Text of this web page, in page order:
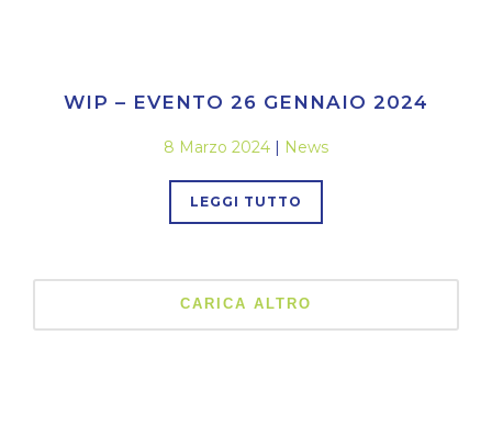
WIP – EVENTO 26 GENNAIO 2024
8 Marzo 2024 | News
LEGGI TUTTO
CARICA ALTRO